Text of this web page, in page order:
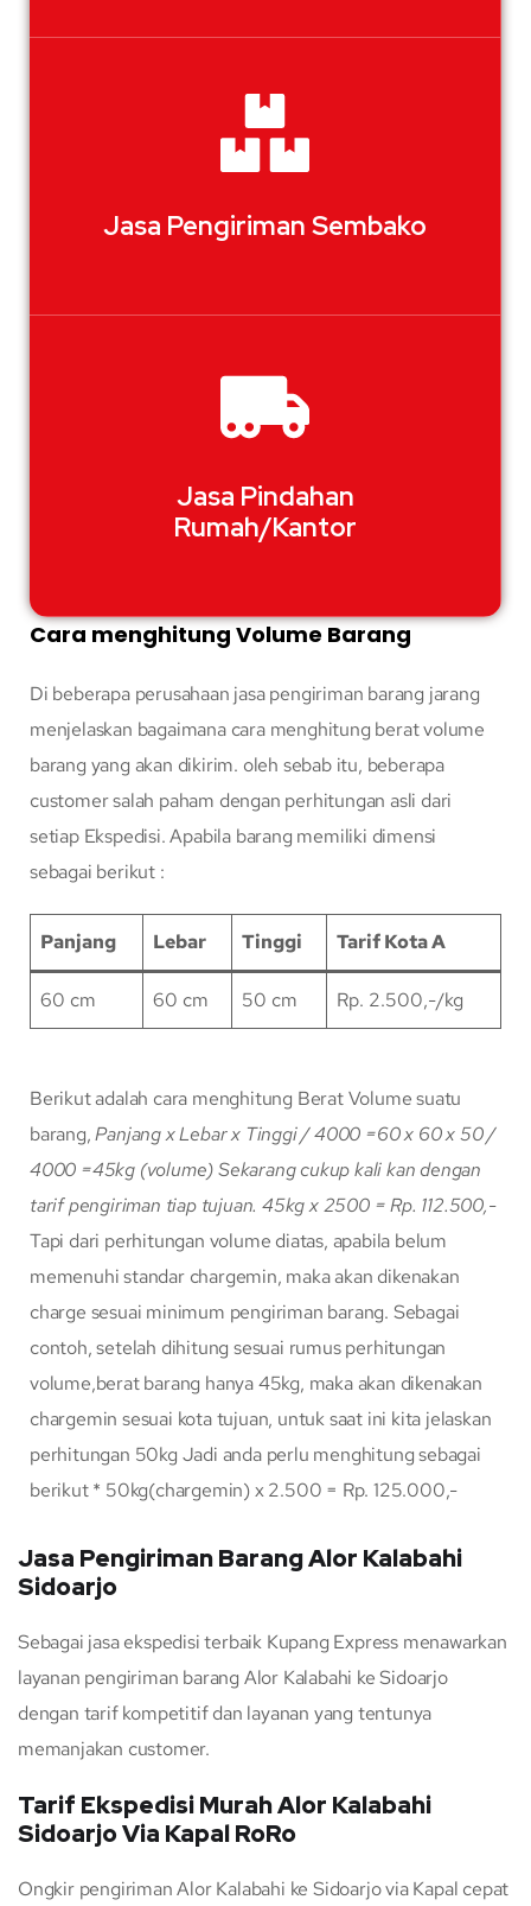
Jasa Pengiriman Sembako
Jasa Pindahan
Rumah/Kantor
Cara menghitung Volume Barang
Di beberapa perusahaan jasa pengiriman barang jarang
menjelaskan bagaimana cara menghitung berat volume
barang yang akan dikirim. oleh sebab itu, beberapa
customer salah paham dengan perhitungan asli dari
setiap Ekspedisi. Apabila barang memiliki dimensi
sebagai berikut :
Panjang Lebar Tinggi Tarif Kota A
60 cm 60 cm 50 cm Rp. 2.500,-/kg
Berikut adalah cara menghitung Berat Volume suatu
barang,Panjang x Lebar x Tinggi / 4000 =60 x 60 x 50 /
4000 =45kg (volume)Sekarang cukup kali kan dengan
tarif pengiriman tiap tujuan. 45kg x 2500 = Rp. 112.500,-
Tapi dari perhitungan volume diatas, apabila belum
memenuhi standar chargemin, maka akan dikenakan
charge sesuai minimum pengiriman barang. Sebagai
contoh, setelah dihitung sesuai rumus perhitungan
volume,berat barang hanya 45kg, maka akan dikenakan
chargemin sesuai kota tujuan, untuk saat ini kita jelaskan
perhitungan 50kg Jadi anda perlu menghitung sebagai
berikut * 50kg(chargemin) x 2.500 = Rp. 125.000,-
Jasa Pengiriman Barang Alor Kalabahi
Sidoarjo
Sebagai jasa ekspedisi terbaik Kupang Express menawarkan
layanan pengiriman barang Alor Kalabahi ke Sidoarjo
dengan tarif kompetitif dan layanan yang tentunya
memanjakan customer.
Tarif Ekspedisi Murah Alor Kalabahi
Sidoarjo Via Kapal RoRo
Ongkir pengiriman Alor Kalabahi ke Sidoarjo via Kapal cepat